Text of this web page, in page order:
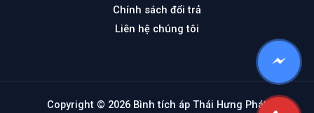
Chính sách đổi trả
Liên hệ chúng tôi
Copyright © 2026 Bình tích áp Thái Hưng Phát